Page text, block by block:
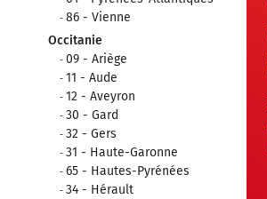
86 - Vienne
Occitanie
09 - Ariège
11 - Aude
12 - Aveyron
30 - Gard
32 - Gers
31 - Haute-Garonne
65 - Hautes-Pyrénées
34 - Hérault